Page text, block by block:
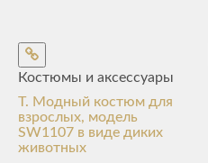
Костюмы и аксессуары
T. Модный костюм для
взрослых, модель
SW1107 в виде диких
животных